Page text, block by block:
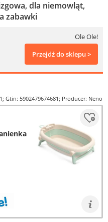
dla niemowląt,
zabawki
Ole Ole!
Przejdź do sklepu >
Gtin: 5902479674681; Producer: Neno